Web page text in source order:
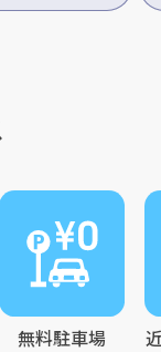
無料駐車場